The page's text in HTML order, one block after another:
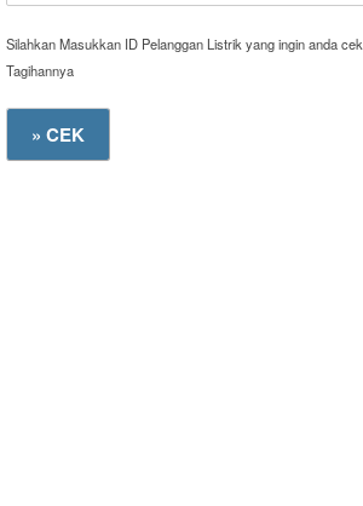
Silahkan Masukkan ID Pelanggan Listrik yang ingin anda cek
Tagihannya